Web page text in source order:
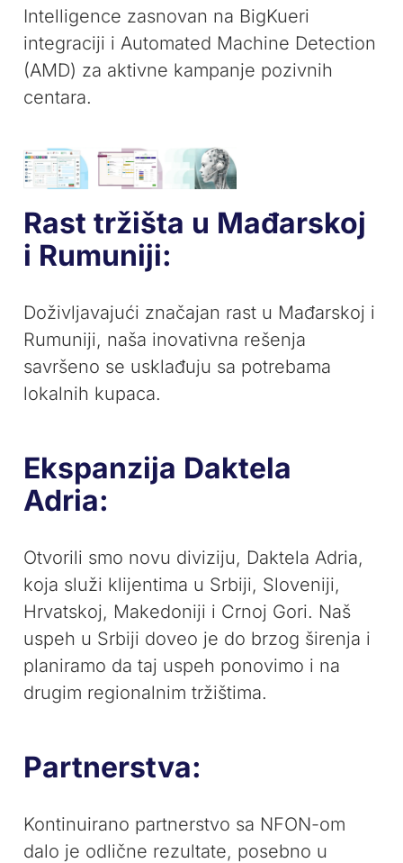
Intelligence zasnovan na BigKueri
integraciji i Automated Machine Detection
(AMD) za aktivne kampanje pozivnih
centara.
Rast tržišta u Mađarskoj
i Rumuniji:
Doživljavajući značajan rast u Mađarskoj i
Rumuniji, naša inovativna rešenja
savršeno se usklađuju sa potrebama
lokalnih kupaca.
Ekspanzija Daktela
Adria:
Otvorili smo novu diviziju, Daktela Adria,
koja služi klijentima u Srbiji, Sloveniji,
Hrvatskoj, Makedoniji i Crnoj Gori. Naš
uspeh u Srbiji doveo je do brzog širenja i
planiramo da taj uspeh ponovimo i na
drugim regionalnim tržištima.
Partnerstva:
Kontinuirano partnerstvo sa NFON-om
dalo je odlične rezultate, posebno u